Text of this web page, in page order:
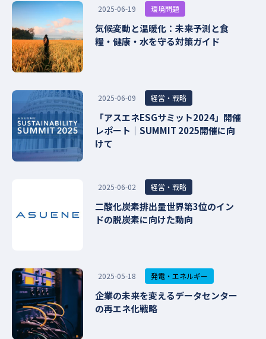
2025-06-19 環境問題
気候変動と温暖化：未来予測と食
糧・健康・水を守る対策ガイド
2025-06-09 経営・戦略
「アスエネESGサミット2024」開催
レポート｜SUMMIT 2025開催に向
けて
2025-06-02 経営・戦略
二酸化炭素排出量世界第3位のイン
ドの脱炭素に向けた動向
2025-05-18 発電・エネルギー
企業の未来を変えるデータセンター
の再エネ化戦略